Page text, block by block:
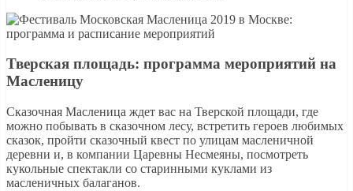
Тверская площадь: программа мероприятий на
Масленицу
Сказочная Масленица ждет вас на Тверской площади, где
можно побывать в сказочном лесу, встретить героев любимых
сказок, пройти сказочный квест по улицам масленичной
деревни и, в компании Царевны Несмеяны, посмотреть
кукольные спектакли со старинными куклами из
масленичных балаганов.